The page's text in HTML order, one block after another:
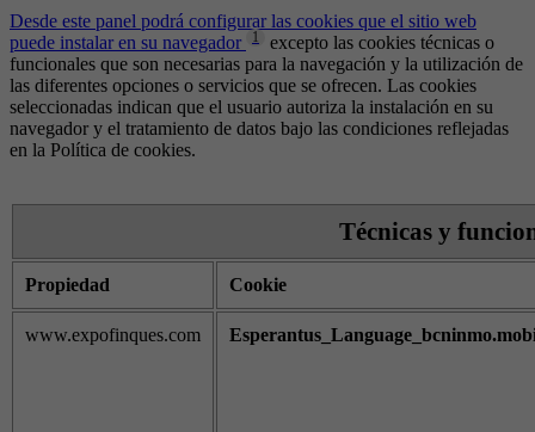
Desde este panel podrá configurar las cookies que el sitio web
puede instalar en su navegador
1
excepto las cookies técnicas o
funcionales que son necesarias para la navegación y la utilización de
las diferentes opciones o servicios que se ofrecen. Las cookies
seleccionadas indican que el usuario autoriza la instalación en su
navegador y el tratamiento de datos bajo las condiciones reflejadas
en la Política de cookies.
Técnicas y
Propiedad Cookie
www.expofinques.com